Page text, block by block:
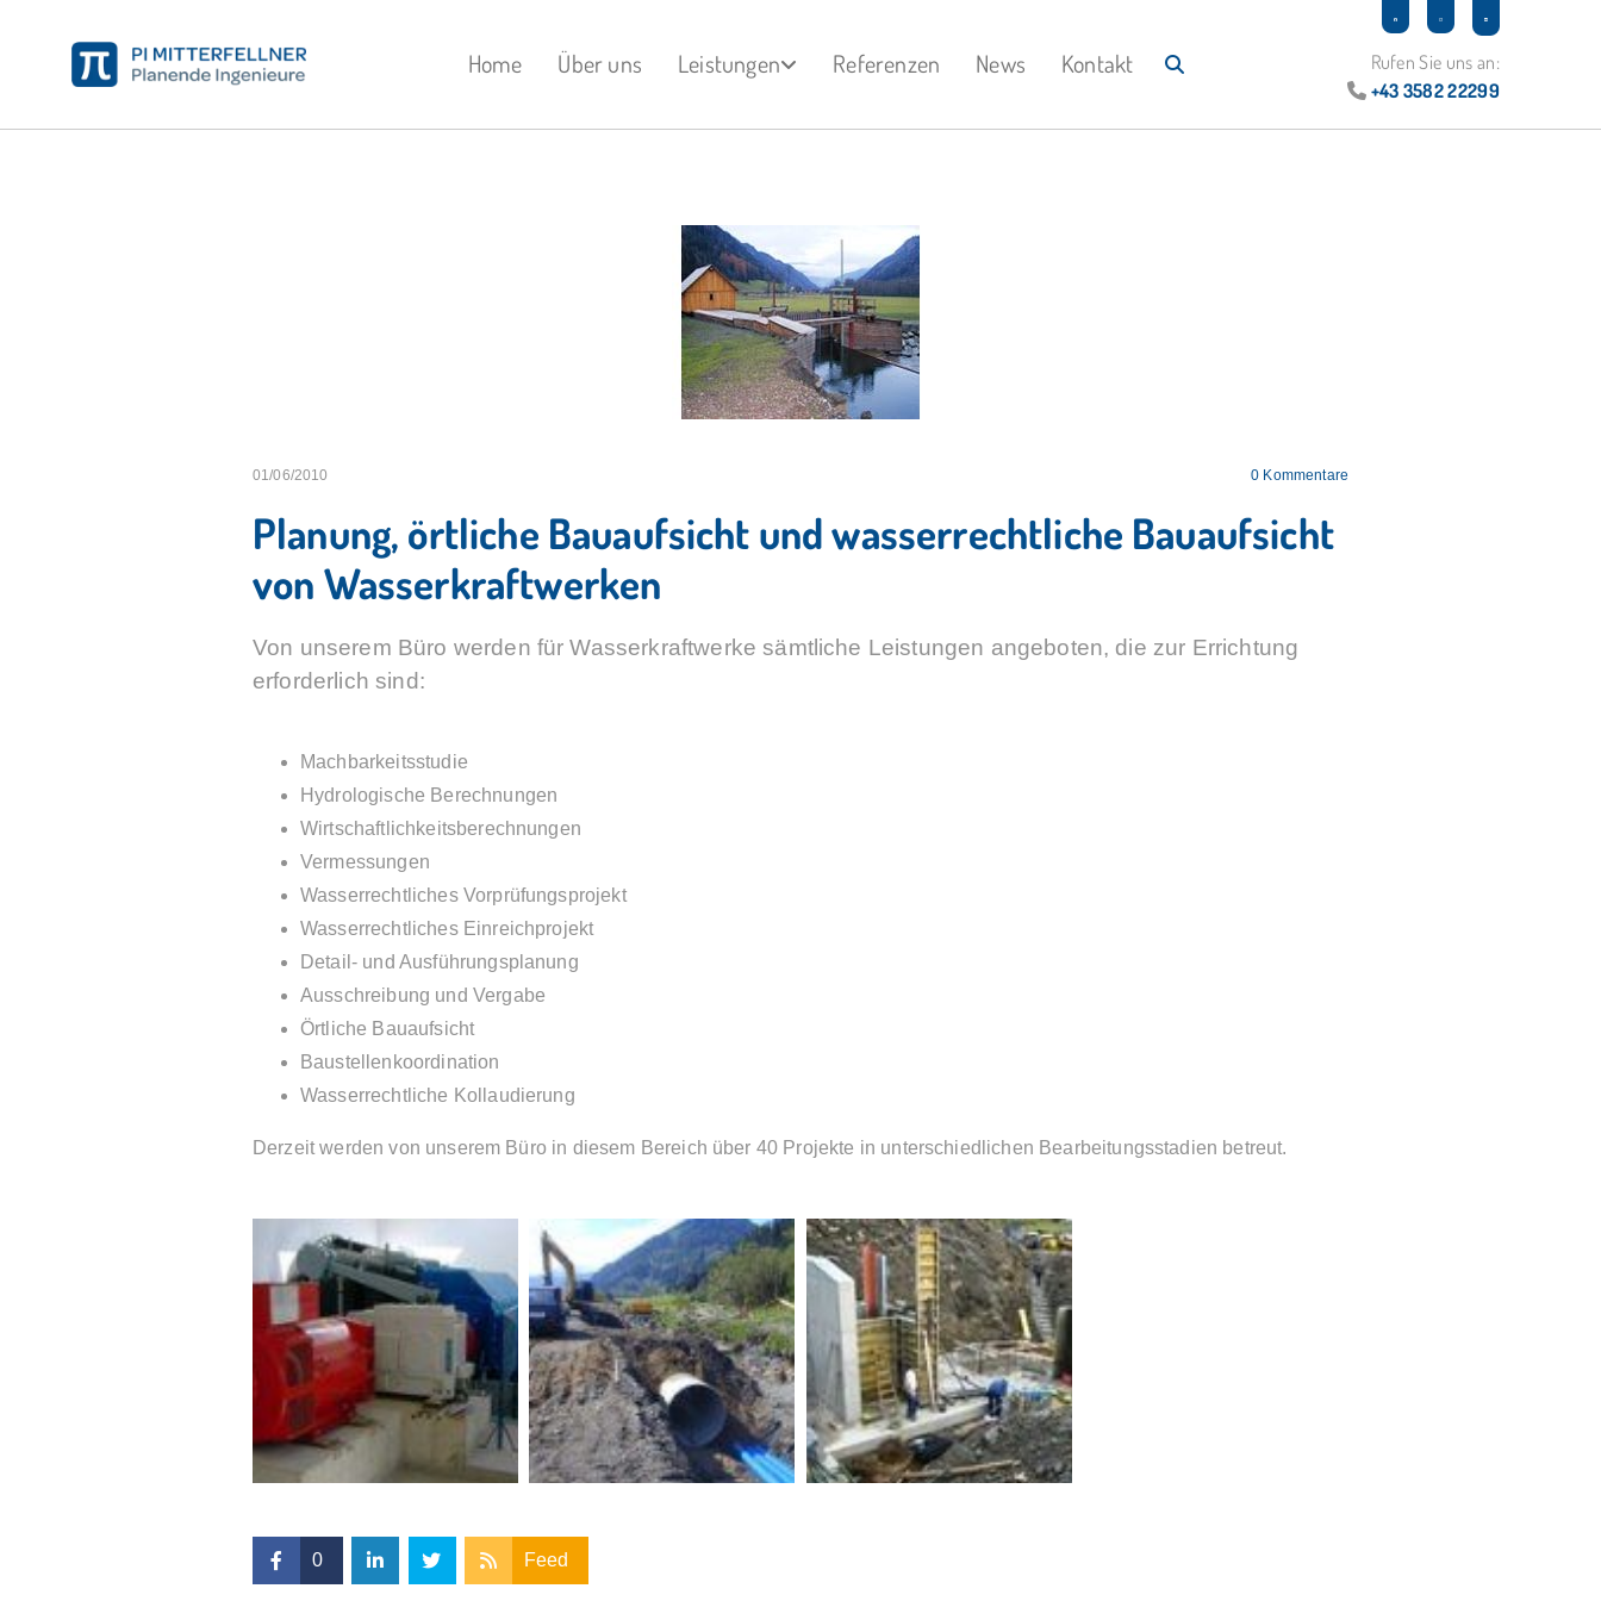
Home Über uns Leistungen Referenzen News Kontakt Rufen Sie uns an:
 +43 3582 22299
01/06/2010 0 Kommentare
Planung, örtliche Bauaufsicht und wasserrechtliche Bauaufsicht
von Wasserkraftwerken
Von unserem Büro werden für Wasserkraftwerke sämtliche Leistungen angeboten, die zur Errichtung
erforderlich sind:
Machbarkeitsstudie
Hydrologische Berechnungen
Wirtschaftlichkeitsberechnungen
Vermessungen
Wasserrechtliches Vorprüfungsprojekt
Wasserrechtliches Einreichprojekt
Detail- und Ausführungsplanung
Ausschreibung und Vergabe
Örtliche Bauaufsicht
Baustellenkoordination
Wasserrechtliche Kollaudierung
Derzeit werden von unserem Büro in diesem Bereich über 40 Projekte in unterschiedlichen Bearbeitungsstadien betreut.
0 Feed